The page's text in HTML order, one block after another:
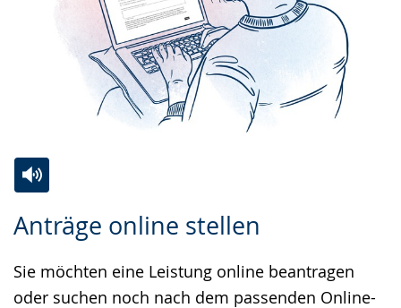
Anträge online stellen
Sie möchten eine Leistung online beantragen
oder suchen noch nach dem passenden Online-
Leichten
wechseln.
Audio-
Video
Deutscher